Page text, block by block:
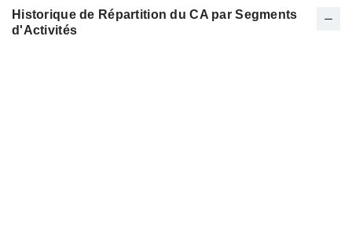
Historique de Répartition du CA par Segments
d'Activités